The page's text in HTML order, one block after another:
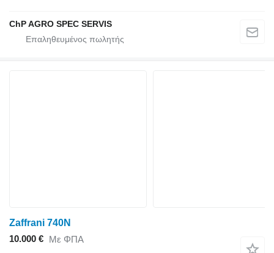
ChP AGRO SPEC SERVIS
Zaffrani 740N
10.000 € Με ΦΠΑ